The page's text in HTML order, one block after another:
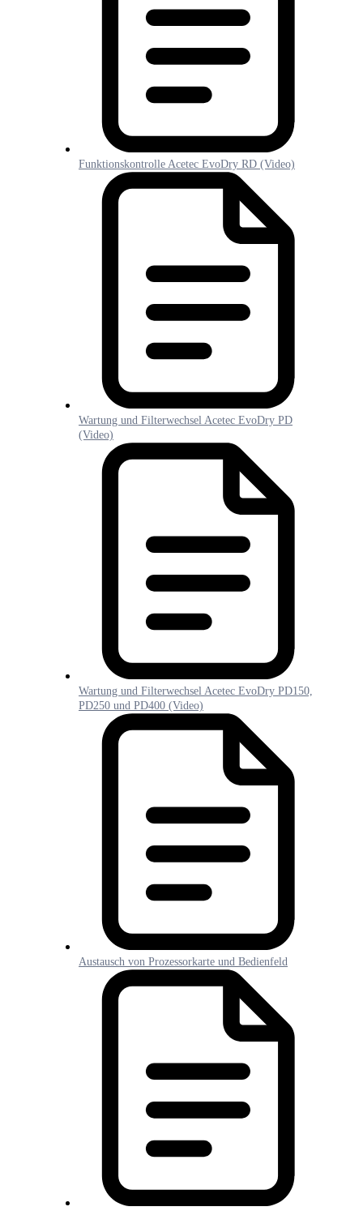
Funktionskontrolle Acetec EvoDry RD (Video)
Wartung und Filterwechsel Acetec EvoDry PD
(Video)
Wartung und Filterwechsel Acetec EvoDry PD150,
PD250 und PD400 (Video)
Austausch von Prozessorkarte und Bedienfeld